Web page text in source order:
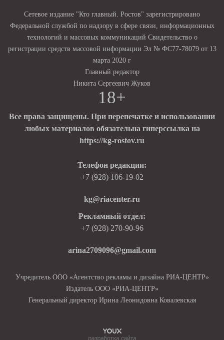
Сетевое издание "Кто главный. Ростов" зарегистрировано
Федеральной службой по надзору в сфере связи, информационных
технологий и массовых коммуникаций Свидетельство о
регистрации средств массовой информации Эл № ФС77-78079 от 13
марта 2020 г
Главный редактор
Никита Сергеевич Жуков
18+
Все права защищены. При перепечатке и использовании
любых материалов обязательна гиперссылка на
https://kg-rostov.ru
Телефон редакции:
+7 (928) 106-19-02
kg@riacenter.ru
Рекламный отдел:
+7 (928) 270-90-96
arina2709096@gmail.com
Учредитель ООО «Агентство рекламы и дизайна РИА-ЦЕНТР»
Издатель ООО «РИА-ЦЕНТР»
Генеральный директор Ирина Леонидовна Ковалевская